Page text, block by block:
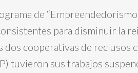
de
para disminuir la
dos cooperativas de reclusos
tuvieron sus trabajos